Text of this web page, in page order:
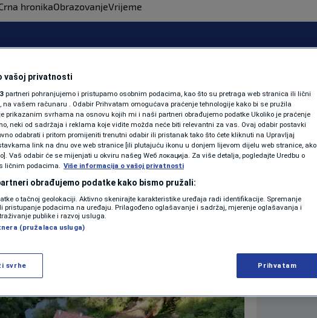
ZDRAVLJE
SHOWBIZ
PODCAST
N1 SPECIJAL
FENOMENI
NEISTRAŽENO
VIRALNO
VIDEO
hronikaObrazovanjeVrijeme
Gradilište nije
signalizacije o
radova!
08:07 VIJESTI 0 komentara
Više
vašoj privatnosti
partneri pohranjujemo i pristupamo osobnim podacima, kao što su pretraga web stranica ili lični
na vašem računaru . Odabir Prihvatam omogućava praćenje tehnologije kako bi se pružila
prikazanim svrhama na osnovu kojih mi i naši partneri obrađujemo podatke Ukoliko je praćenje
neki od sadržaja i reklama koje vidite možda neće biti relevantni za vas. Ovaj odabir postavki
odabrati i pritom promijeniti trenutni odabir ili pristanak tako što ćete kliknuti na Upravljaj
link na dnu ove web stranice [ili plutajuću ikonu u donjem lijevom dijelu web stranice, ako
Vaš odabir će se mijenjati u okviru našeg Wеб локација. Za više detalja, pogledajte Uredbu o
ličnim podacima. Više informacija o vašoj privatnosti
obrađujemo podatke kako bismo pružali:
o tačnoj geolokaciji. Aktivno skenirajte karakteristike uređaja radi identifikacije. Spremanje
pristupanje podacima na uređaju. Prilagođeno oglašavanje i sadržaj, mjerenje oglašavanja i
publike i razvoj usluga.
(pružalaca usluga)
svrhe Prihvatam